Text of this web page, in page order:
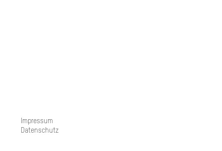
Impressum
Datenschutz